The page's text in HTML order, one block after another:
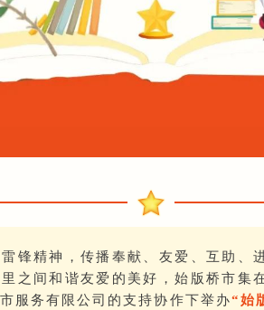
锋精神，传播奉献、友爱、互助、
之间和谐友爱的美好，始版桥市集
服务有限公司的支持协作下举办“始